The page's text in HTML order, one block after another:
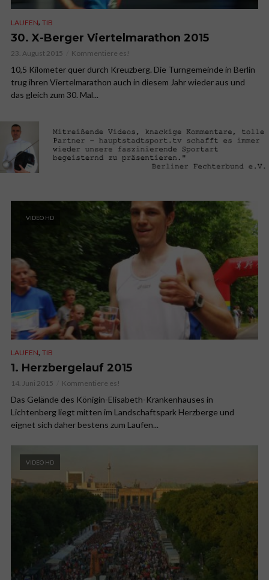
LAUFEN, TIB
30. X-Berger Viertelmarathon 2015
23. August 2015 Kommentiere es!
10,5 Kilometer quer durch Kreuzberg. Die Turngemeinde in Berlin
trug ihren Viertelmarathon auch in diesem Jahr wieder aus und
das gleich zum 30. Mal...
VIDEO HD
LAUFEN, TIB
1. Herzbergelauf 2015
14. Juni 2015 Kommentiere es!
Das Gelände des Königin-Elisabeth-Krankenhauses in
Lichtenberg liegt mitten im Landschaftspark Herzberge und
eignet sich daher bestens zum Laufen...
VIDEO HD